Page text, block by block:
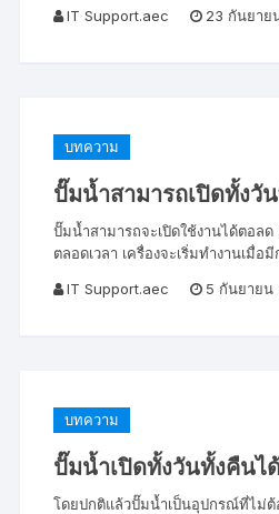
IT Support.aec
23 กันยาย
บทความ
ปั๊มน้ำสามารถเปิดทั้งวั
ปั๊มน้ำสามารถจะเปิดใช้งานได้ตอล
ตลอดเวลา เครื่องจะเริ่มทำงานเมื่อ
IT Support.aec
5 กันยายน
บทความ
ปั๊มน้ำเปิดทั้งวันทั้งคืนไ
โดยปกติแล้วปั๊มน้ำเป็นอุปกรณ์ที่ไม่ต้